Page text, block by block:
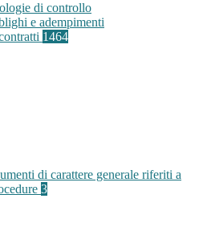
di controllo
e adempimenti
1464
di carattere generale riferiti a
3